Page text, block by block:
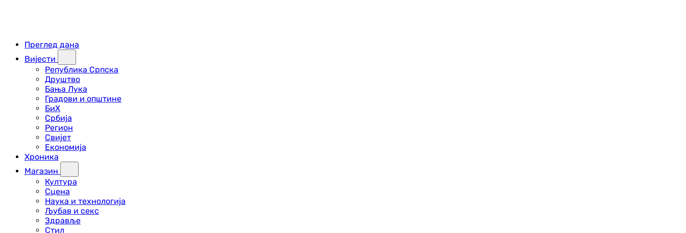
Преглед дана
Вијести
Република Српска
Друштво
Бања Лука
Градови и општине
БиХ
Србија
Регион
Свијет
Економија
Хроника
Магазин
Култура
Сцена
Наука и технологија
Љубав и секс
Здравље
Стил